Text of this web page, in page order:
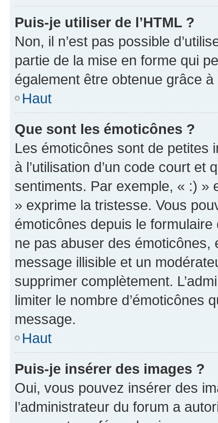
Puis-je utiliser de l’HTML ?
Non, il n’est pas possible
partie de la mise en forme qui
également être obtenue grâce à
Haut
Que sont les émoticônes ?
Les émoticônes sont de petites
à l’utilisation d’un code court et
sentiments. Par exemple, « :) »
» exprime la tristesse. Vous
émoticônes depuis le
ne pas abuser des
message illisible et un
supprimer complètement.
limiter le nombre d’émoticônes
message.
Haut
Puis-je insérer des images ?
Oui, vous pouvez insérer des
l’administrateur du forum a